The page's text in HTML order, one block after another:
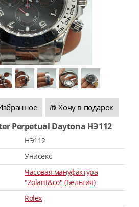
🎁 Хочу в подарок
Perpetual Daytona HЭ112
HЭ112
Унисекс
Часовая мануфактура
"Zolant&co" (Бельгия)
Rolex